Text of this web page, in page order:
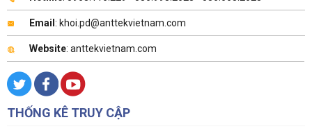
Email : khoi.pd@anttekvietnam.com
Website: anttekvietnam.com
THỐNG KÊ TRUY CẬP